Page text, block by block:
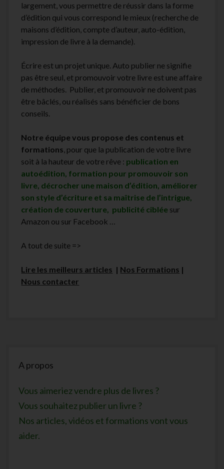
largement, vous permettre de réussir dans la forme
d’édition qui vous correspond le mieux (recherche de
maisons d’édition, compte d’auteur, auto-édition,
impression de livre à la demande).
Écrire est un projet unique. Auto publier ne signifie
pas être seul, et promouvoir votre livre est une affaire
de méthodes. Publier, et promouvoir ne doivent pas
être bâclés, ou réalisés sans bénéficier de bons
conseils.
Notre équipe vous propose des contenus et
formations, pour que la publication de votre livre
soit à la hauteur de votre rêve : publication en
autoédition, formation pour promouvoir son
livre, décrocher une maison d’édition, améliorer
son style d’écriture et sa maîtrise de l’intrigue,
création de couverture, publicité ciblée sur
Amazon ou sur Facebook …
A tout de suite =>
Lire les meilleurs articles | Nos Formations |
Nous contacter
A propos
Vous aimeriez vendre plus de livres ?
Vous souhaitez publier un livre ?
Nos articles, vidéos et formations vont vous
aider.